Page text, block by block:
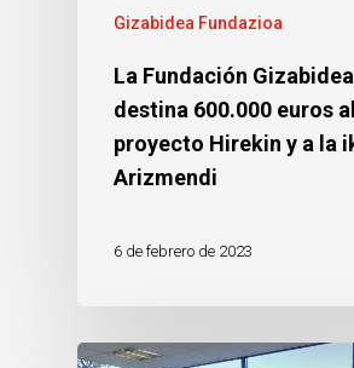
Gizabidea Fundazioa
La Fundación Gizabidea
destina 600.000 euros al
proyecto Hirekin y a la
Arizmendi
6 de febrero de 2023